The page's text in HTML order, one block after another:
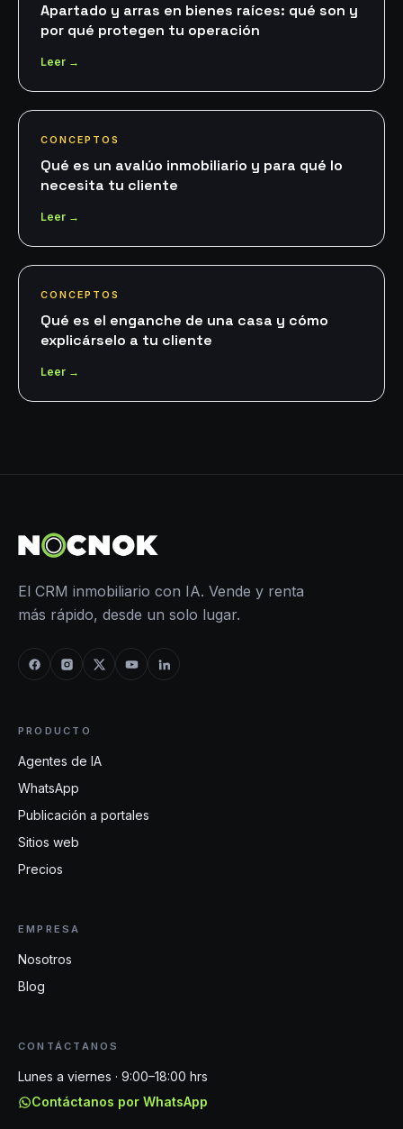
Apartado y arras en bienes raíces: qué son y
por qué protegen tu operación
Leer →
CONCEPTOS
Qué es un avalúo inmobiliario y para qué lo
necesita tu cliente
Leer →
CONCEPTOS
Qué es el enganche de una casa y cómo
explicárselo a tu cliente
Leer →
El CRM inmobiliario con IA. Vende y renta
más rápido, desde un solo lugar.
PRODUCTO
Agentes de IA
WhatsApp
Publicación a portales
Sitios web
Precios
EMPRESA
Nosotros
Blog
CONTÁCTANOS
Lunes a viernes · 9:00–18:00 hrs
Contáctanos por WhatsApp